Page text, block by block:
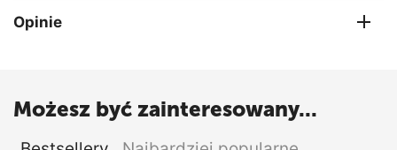
Opinie
Możesz być zainteresowany...